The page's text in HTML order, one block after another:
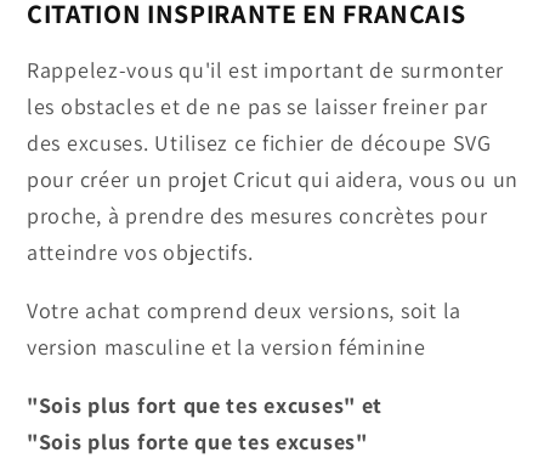
CITATION INSPIRANTE EN FRANÇAIS
Rappelez-vous qu'il est important de surmonter
les obstacles et de ne pas se laisser freiner par
des excuses. Utilisez ce fichier de découpe SVG
pour créer un projet Cricut qui aidera, vous ou un
proche, à prendre des mesures concrètes pour
atteindre vos objectifs.
Votre achat comprend deux versions, soit la
version masculine et la version féminine
"Sois plus fort que tes excuses" et
"Sois plus forte que tes excuses"